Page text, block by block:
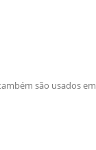
são usados ​​em